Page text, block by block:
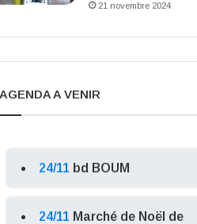
21 novembre 2024
A VENIR
24/11 bd BOUM
24/11 Marché de Noël de